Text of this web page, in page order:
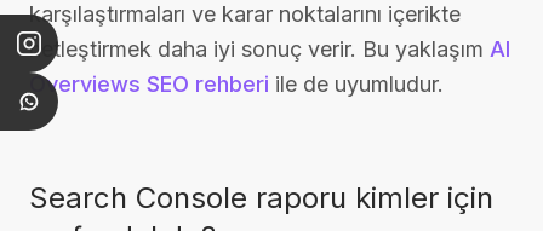
karşılaştırmaları ve karar noktalarını içerikte
netleştirmek daha iyi sonuç verir. Bu yaklaşım AI
Overviews SEO rehberi ile de uyumludur.
Search Console raporu kimler için